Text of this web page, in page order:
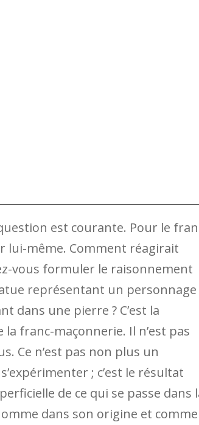
est courante. Pour le
lui-même. Comment réagirait
vous formuler le raisonnement
représentant un personnage
dans une pierre ? C’est la
franc-maçonnerie. Il n’est pas
Ce n’est pas non plus un
; c’est le résultat
de ce qui se passe dans
dans son origine et